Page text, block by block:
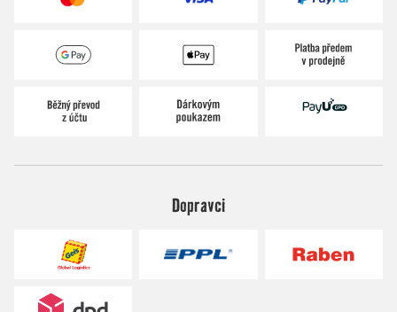
Dopravci